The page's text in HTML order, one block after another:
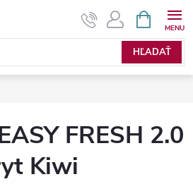
HĽADAŤ
KOŠÍK
FRESH 2.0
Kiwi